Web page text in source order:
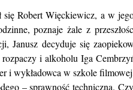
się Robert Więckiewicz, a w
poznaje żale z
Janusz decyduje się
i alkoholu Iga
i wykładowca w szkole
– sprawność techniczna.